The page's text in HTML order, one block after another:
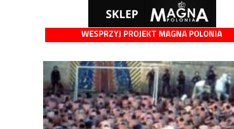
WESPRZYJ PROJEKT MAGNA POLONIA